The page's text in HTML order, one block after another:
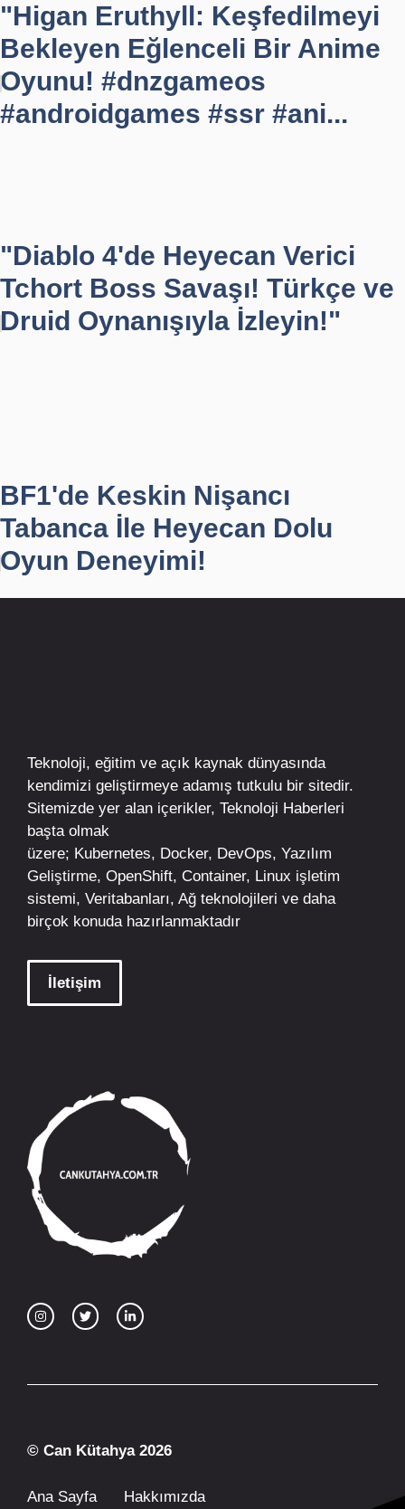
"Higan Eruthyll: Keşfedilmeyi
Bekleyen Eğlenceli Bir Anime
Oyunu! #dnzgameos
#androidgames #ssr #ani...
"Diablo 4'de Heyecan Verici
Tchort Boss Savaşı! Türkçe ve
Druid Oynanışıyla İzleyin!"
BF1'de Keskin Nişancı
Tabanca İle Heyecan Dolu
Oyun Deneyimi!
Teknoloji, eğitim ve açık kaynak dünyasında
kendimizi geliştirmeye adamış tutkulu bir sitedir.
Sitemizde yer alan içerikler, Teknoloji Haberleri
başta olmak
üzere; Kubernetes, Docker, DevOps, Yazılım
Geliştirme, OpenShift, Container, Linux işletim
sistemi, Veritabanları, Ağ teknolojileri ve daha
birçok konuda hazırlanmaktadır
İletişim
© Can Kütahya 2026
Ana Sayfa Hakkımızda